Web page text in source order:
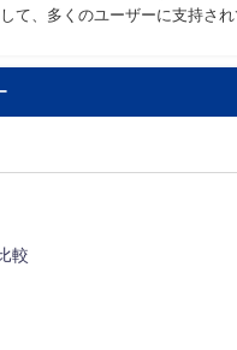
て、多くのユーザーに支持され
較